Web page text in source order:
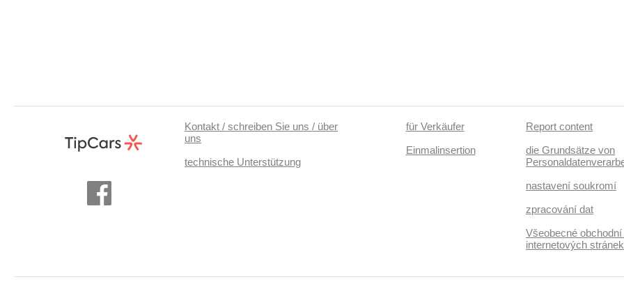
Kontakt / schreiben Sie uns / über
uns
technische Unterstützung
für Verkäufer
Einmalinsertion
Report content
die Grundsätze von
nastavení soukromí
zpracování dat
Všeobecné
internetových